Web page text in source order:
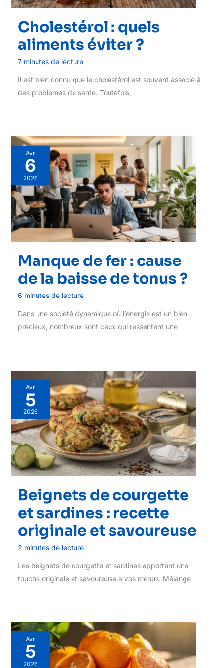
Cholestérol : quels
aliments éviter ?
7 minutes de lecture
Il est bien connu que le cholestérol est souvent associé à
des problèmes de santé. Toutefois,
Avr
6
2026
Manque de fer : cause
de la baisse de tonus ?
6 minutes de lecture
Dans une société dynamique où l’énergie est un bien
précieux, nombreux sont ceux qui ressentent une
Avr
5
2026
Beignets de courgette
et sardines : recette
originale et savoureuse
2 minutes de lecture
Les beignets de courgette et sardines apportent une
touche originale et savoureuse à vos menus. Mélange
Avr
5
2026